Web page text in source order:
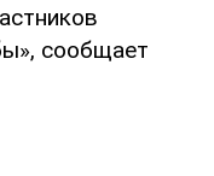
сообщает